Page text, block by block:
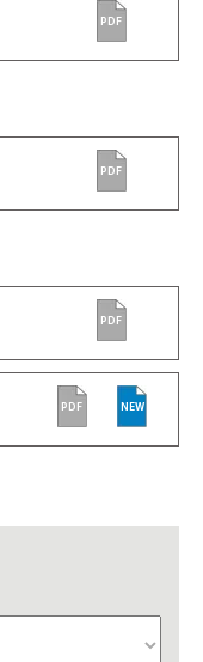
PDF
PDF
PDF
PDF NEW